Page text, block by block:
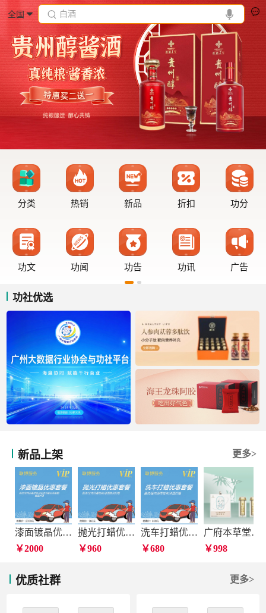
全国 白酒
分类 热销 新品 折扣 功分
功文 功闻 功告 功讯 广告
功社优选
新品上架 更多>
漆面镀晶优惠套餐
￥2000
抛光打蜡优惠套餐
￥960
洗车打蜡优惠套餐
￥680
广府本草堂元宝枫神经酸凝胶糖果
￥998
优质社群 更多>